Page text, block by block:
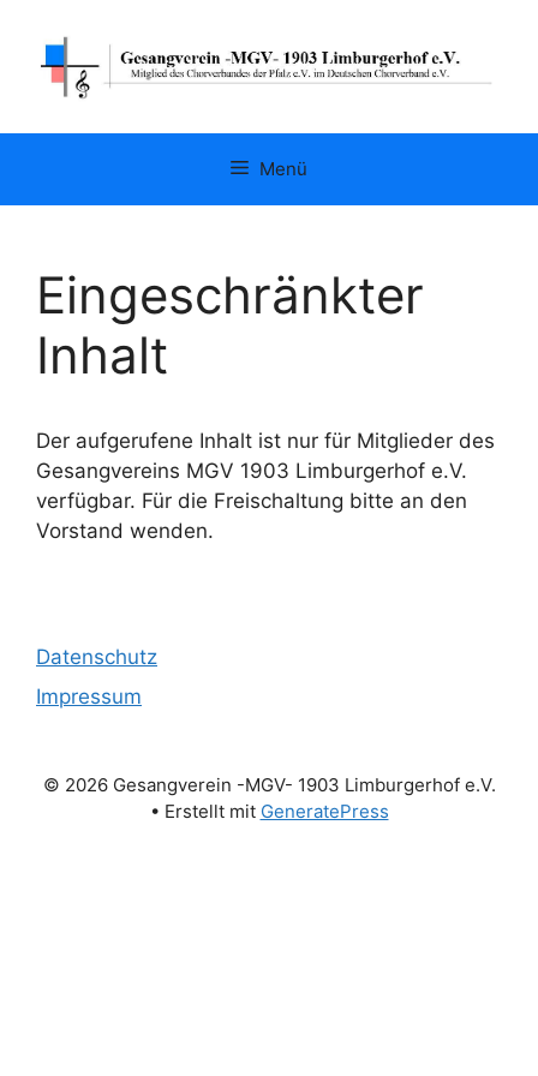
Menü
Eingeschränkter
Inhalt
Der aufgerufene Inhalt ist nur für Mitglieder des
Gesangvereins MGV 1903 Limburgerhof e.V.
verfügbar. Für die Freischaltung bitte an den
Vorstand wenden.
Datenschutz
Impressum
© 2026 Gesangverein -MGV- 1903 Limburgerhof e.V.
• Erstellt mit GeneratePress